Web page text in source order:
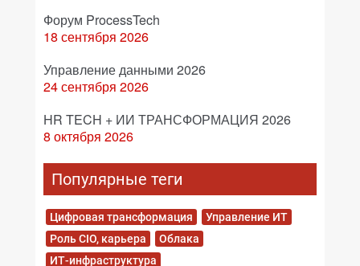
Форум ProcessTech
18 сентября 2026
Управление данными 2026
24 сентября 2026
HR TECH + ИИ ТРАНСФОРМАЦИЯ 2026
8 октября 2026
Популярные теги
Цифровая трансформация
Управление ИТ
Роль CIO, карьера
Облака
ИТ-инфраструктура